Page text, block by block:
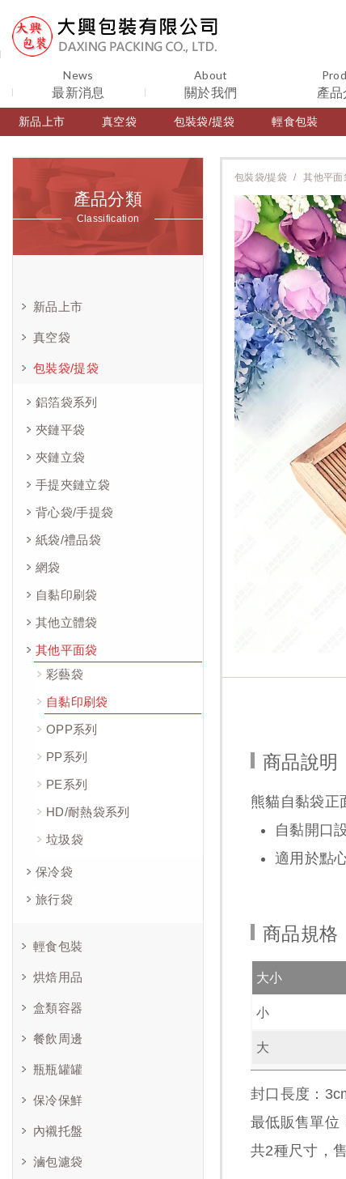
News
最新消息
About
關於我們 產
新品上市 真空袋 包裝袋/提袋 輕食包裝
產品分類
Classification
新品上市
真空袋
包裝袋/提袋
鋁箔袋系列
夾鏈平袋
夾鏈立袋
手提夾鏈立袋
背心袋/手提袋
紙袋/禮品袋
網袋
自黏印刷袋
其他立體袋
其他平面袋
彩藝袋
自黏印刷袋
OPP系列
PP系列
PE系列
HD/耐熱袋系列
垃圾袋
保冷袋
旅行袋
輕食包裝
烘焙用品
盒類容器
餐飲周邊
瓶瓶罐罐
保冷保鮮
內襯托盤
滷包濾袋
包裝袋/提袋 其他平面
商品說明
熊貓自黏袋正
自黏開口
適用於點
商品規格
大小
小
大
封口長度：
最低販售單位
共2種尺寸，